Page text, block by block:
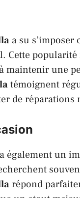
a su s’imposer
Cette
maintenir une
témoignent
de réparations
a également un
répond